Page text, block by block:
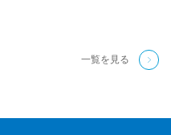
一覧を見る